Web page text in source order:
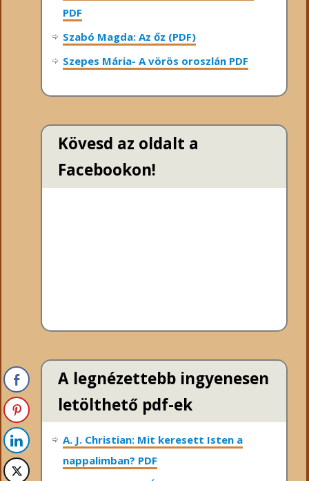
PDF
Szabó Magda: Az őz (PDF)
Szepes Mária- A vörös oroszlán PDF
Kövesd az oldalt a
Facebookon!
A legnézettebb ingyenesen
letölthető pdf-ek
A. J. Christian: Mit keresett Isten a
nappalimban? PDF